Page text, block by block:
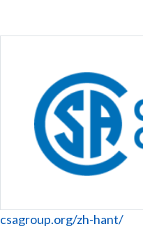
Website
csagroup.org/zh-hant/